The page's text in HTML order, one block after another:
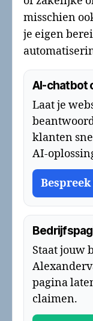
misschien
je eigen
AI-chatbot
Laat je
klanten
AI-
Staat jouw
pagina
claimen.